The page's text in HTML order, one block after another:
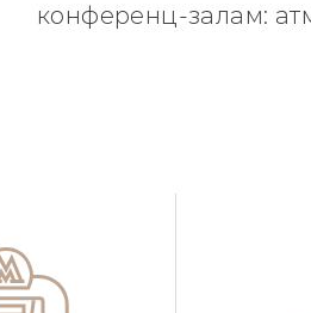
конференц-залам: